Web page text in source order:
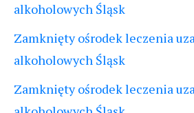
alkoholowych Śląsk
Zamknięty ośrodek leczenia
alkoholowych Śląsk
Zamknięty ośrodek leczenia